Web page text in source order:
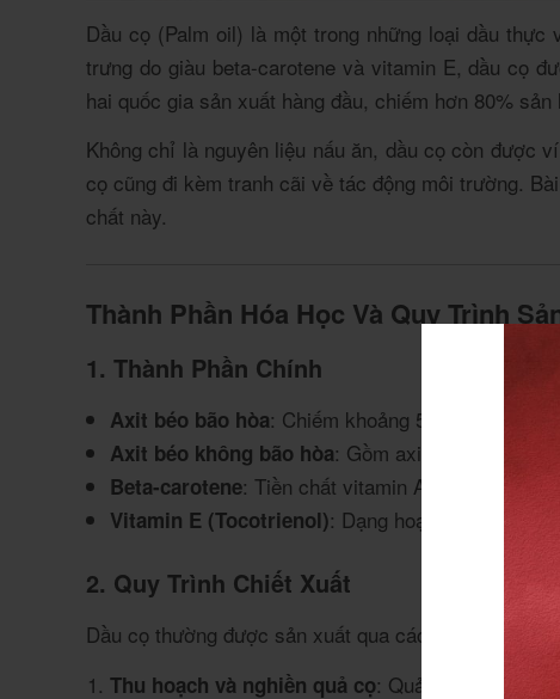
Dầu cọ (Palm oil) là một trong những loại dầu
trưng do giàu beta-carotene và vitamin E, dầu cọ
hai quốc gia sản xuất hàng đầu, chiếm hơn 80%
Không chỉ là nguyên liệu nấu ăn, dầu cọ còn được
cọ cũng đi kèm tranh cãi về tác động môi trường.
chất này.
Thành Phần Hóa Học Và Quy Trình
1. Thành Phần Chính
Axit béo bão hòa: Chiếm khoảng 50%, chủ yếu
Axit béo không bão hòa: Gồm axit oleic (40%)
Beta-carotene: Tiền chất vitamin A, hàm lượng
Vitamin E (Tocotrienol): Dạng hoạt tính sinh
2. Quy Trình Chiết Xuất
Dầu cọ thường được sản xuất qua các bước:
Thu hoạch và nghiền quả cọ: Quả tươi được ép